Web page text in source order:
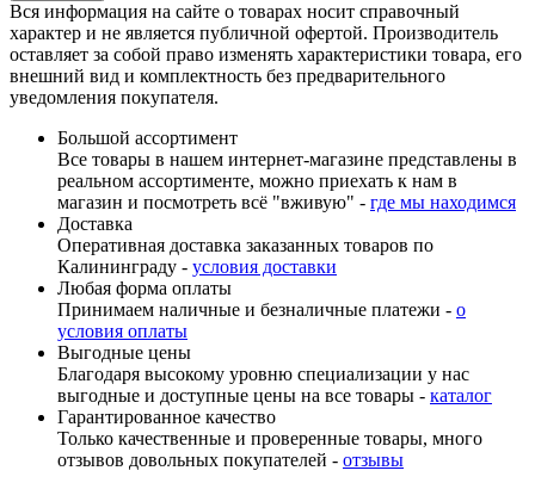
Вся информация на сайте о товарах носит справочный
характер и не является публичной офертой. Производитель
оставляет за собой право изменять характеристики товара, его
внешний вид и комплектность без предварительного
уведомления покупателя.
Большой ассортимент
Все товары в нашем интернет-магазине представлены в
реальном ассортименте, можно приехать к нам в
магазин и посмотреть всё "вживую" - где мы находимся
Доставка
Оперативная доставка заказанных товаров по
Калининграду - условия доставки
Любая форма оплаты
Принимаем наличные и безналичные платежи - о
условия оплаты
Выгодные цены
Благодаря высокому уровню специализации у нас
выгодные и доступные цены на все товары - каталог
Гарантированное качество
Только качественные и проверенные товары, много
отзывов довольных покупателей - отзывы